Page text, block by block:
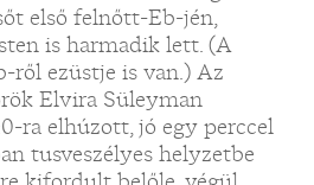
első felnőtt-Eb-jén,
is harmadik lett. (A
ről ezüstje is van.) Az
Elvira Süleyman
ra elhúzott, jó egy perccel
tusveszélyes helyzetbe